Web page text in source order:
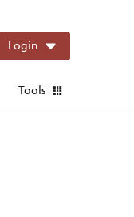
Login
Tools